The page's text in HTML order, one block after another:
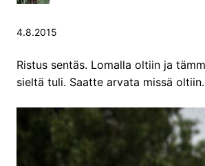
4.8.2015
Ristus sentäs. Lomalla oltiin ja
sieltä tuli. Saatte arvata missä oltiin.